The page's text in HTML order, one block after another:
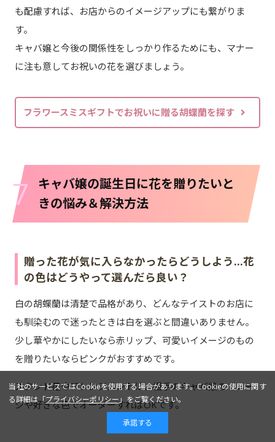
も配慮すれば、お店からのイメージアップにも繋がりま
す。
キャバ嬢と今後の関係性をしっかり作るためにも、マナー
に注も意してお祝いの花を選びましょう。
フラワースミスギフトでお祝いに贈る胡蝶蘭を探す
7
キャバ嬢の誕生日に花を贈りたいと
きの悩み＆解決方法
贈った花が気に入らなかったらどうしよう...花
の色はどうやって選んだら良い？
白の胡蝶蘭は清楚で品格があり、どんなテイストのお店に
も馴染むので迷ったときは白を選ぶと間違いありません。
少し華やかにしたいなら赤リップ、可愛いイメージのもの
を贈りたいならピンクがおすすめです。
スタンド花やアレンジメントは、相手のキャバ嬢のイメー
ジや好きな色でオーダーすればOKです。
当社のサービスではCookieを使用する場合があります。Cookieの使用に関す
る詳細は「プライバシーポリシー 」をご覧ください。
承諾する